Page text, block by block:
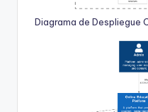
Diagrama de Despliegue